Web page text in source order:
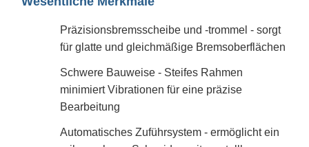
Präzisionsbremsscheibe und -trommel - sorgt
für glatte und gleichmäßige Bremsoberflächen
Schwere Bauweise - Steifes Rahmen
minimiert Vibrationen für eine präzise
Bearbeitung
Automatisches Zuführsystem - ermöglicht ein